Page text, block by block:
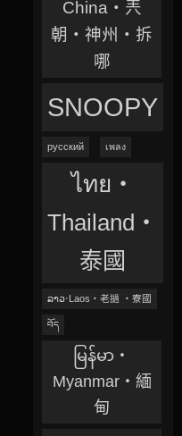
China‧兲
朝‧神州‧拆
哪
SNOOPY
русский เพลง
ไทย‧
Thailand‧
泰國
ລາວ‧Laos‧老撾 ‧寮國
བོད
မြန်မာ‧
Myanmar‧緬
甸